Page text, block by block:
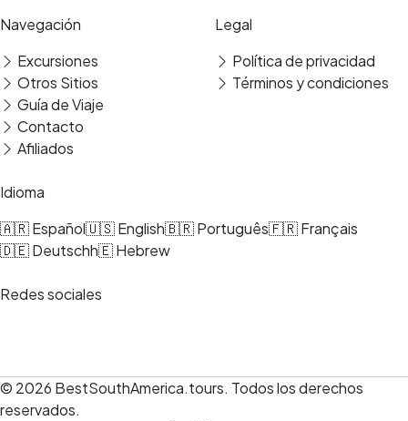
Navegación
Excursiones
Otros Sitios
Guía de Viaje
Contacto
Afiliados
Legal
Política de privacidad
Términos y condiciones
Idioma
🇦🇷 Español🇺🇸 English🇧🇷 Português🇫🇷 Français
🇩🇪 Deutschh🇪 Hebrew
Redes sociales
© 2026 BestSouthAmerica.tours. Todos los derechos
reservados.